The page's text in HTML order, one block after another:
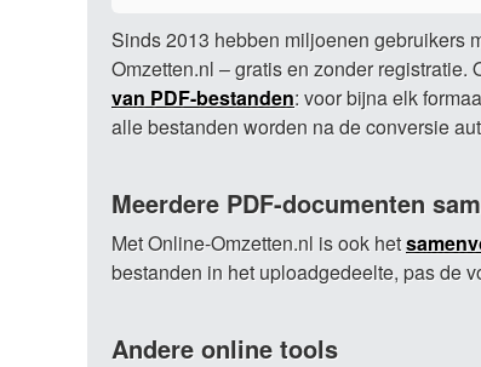
Sinds 2013 hebben miljoenen gebruikers
Omzetten.nl – gratis en zonder registratie.
van PDF-bestanden: voor bijna elk
alle bestanden worden na de conversie
Meerdere PDF-documenten
Met Online-Omzetten.nl is ook het
bestanden in het uploadgedeelte, pas de
Andere online tools